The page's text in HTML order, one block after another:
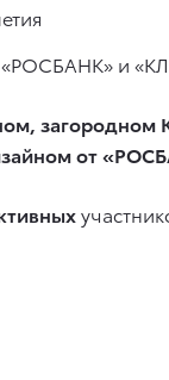
«РОСБАНК» и
загородном
от